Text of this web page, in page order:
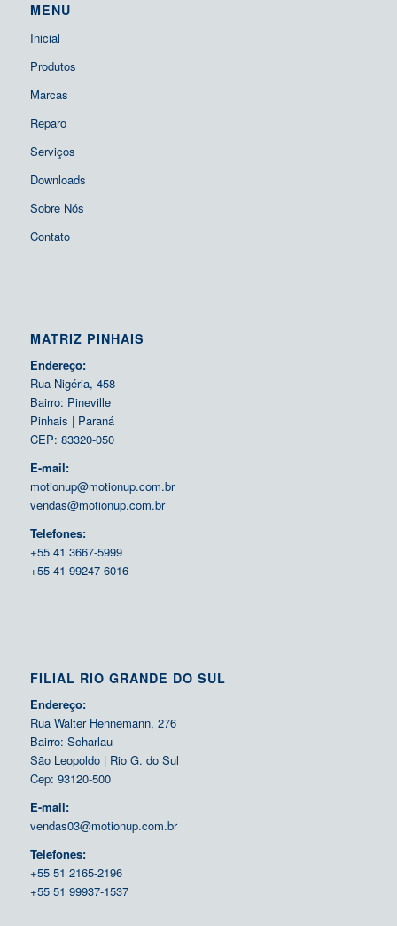
MENU
Inicial
Produtos
Marcas
Reparo
Serviços
Downloads
Sobre Nós
Contato
MATRIZ PINHAIS
Endereço:
Rua Nigéria, 458
Bairro: Pineville
Pinhais | Paraná
CEP: 83320-050
E-mail:
motionup@motionup.com.br
vendas@motionup.com.br
Telefones:
+55 41 3667-5999
+55 41 99247-6016
FILIAL RIO GRANDE DO SUL
Endereço:
Rua Walter Hennemann, 276
Bairro: Scharlau
São Leopoldo | Rio G. do Sul
Cep: 93120-500
E-mail:
vendas03@motionup.com.br
Telefones:
+55 51 2165-2196
+55 51 99937-1537